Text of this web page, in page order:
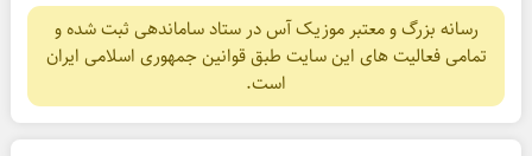
رسانه بزرگ و معتبر موزیک آس در ستاد ساماندهی ثبت شده و
تمامی فعالیت های این سایت طبق قوانین جمهوری اسلامی ایران
است.